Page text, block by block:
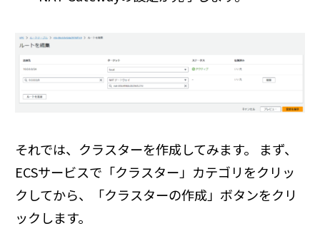
それでは、クラスターを作成してみます。 まず、
ECSサービスで「クラスター」カテゴリをクリッ
クしてから、「クラスターの作成」ボタンをクリ
ックします。